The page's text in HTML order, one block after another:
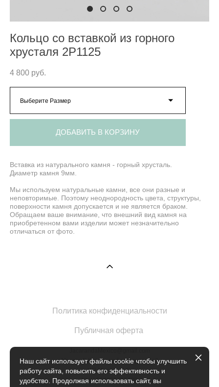
Кольцо со вставкой из горного
хрусталя 2P1125
4 800 pуб.
Выберите Размер
ДОБАВИТЬ В КОРЗИНУ
Вставка из натурального камня - горный хрусталь.
Диаметр камня 9мм.
Мы используем натуральные камни, все они разные и
неповторимые. Поэтому неоднородность цвета, структуры,
поверхности камня допускается и не является браком.
Обращаем ваше внимание, что внешний вид камня на
приобретенном вами изделии может незначительно
отличаться от фото.
Политика конфиденциальности
Публичная оферта
Москва Б.Кисловский переулок 1с2
ИП Марова Е.Е.
ИНН 504902735420
Наш сайт использует файлы cookie чтобы улучшить
работу сайта, повысить его эффективность и
удобство. Продолжая использовать сайт, вы